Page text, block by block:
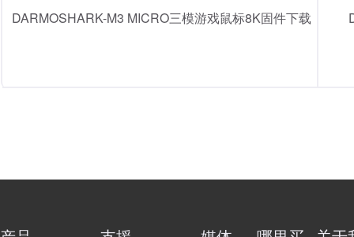
DARMOSHARK-M3 MICRO三模游戏鼠标8K固件下载